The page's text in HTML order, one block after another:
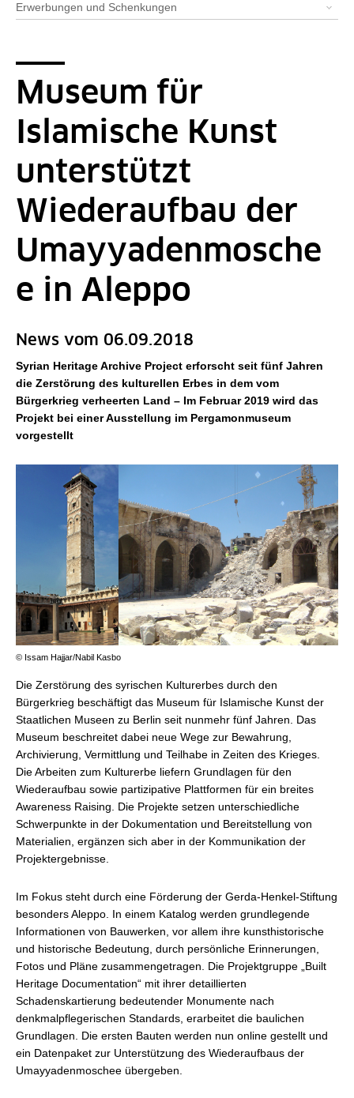
Erwerbungen und Schenkungen
Museum für
Islamische Kunst
unterstützt
Wiederaufbau der
Umayyadenmosche
e in Aleppo
News vom 06.09.2018
Syrian Heritage Archive Project erforscht seit fünf Jahren
die Zerstörung des kulturellen Erbes in dem vom
Bürgerkrieg verheerten Land – Im Februar 2019 wird das
Projekt bei einer Ausstellung im Pergamonmuseum
vorgestellt
© Issam Hajjar/Nabil Kasbo
Die Zerstörung des syrischen Kulturerbes durch den
Bürgerkrieg beschäftigt das Museum für Islamische Kunst der
Staatlichen Museen zu Berlin seit nunmehr fünf Jahren. Das
Museum beschreitet dabei neue Wege zur Bewahrung,
Archivierung, Vermittlung und Teilhabe in Zeiten des Krieges.
Die Arbeiten zum Kulturerbe liefern Grundlagen für den
Wiederaufbau sowie partizipative Plattformen für ein breites
Awareness Raising. Die Projekte setzen unterschiedliche
Schwerpunkte in der Dokumentation und Bereitstellung von
Materialien, ergänzen sich aber in der Kommunikation der
Projektergebnisse.
Im Fokus steht durch eine Förderung der Gerda-Henkel-Stiftung
besonders Aleppo. In einem Katalog werden grundlegende
Informationen von Bauwerken, vor allem ihre kunsthistorische
und historische Bedeutung, durch persönliche Erinnerungen,
Fotos und Pläne zusammengetragen. Die Projektgruppe „Built
Heritage Documentation“ mit ihrer detaillierten
Schadenskartierung bedeutender Monumente nach
denkmalpflegerischen Standards, erarbeitet die baulichen
Grundlagen. Die ersten Bauten werden nun online gestellt und
ein Datenpaket zur Unterstützung des Wiederaufbaus der
Umayyadenmoschee übergeben.